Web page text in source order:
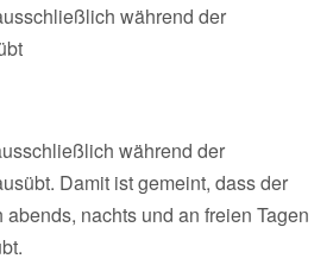
während der
während der
Damit ist gemeint, dass der
nachts und an freien Tagen